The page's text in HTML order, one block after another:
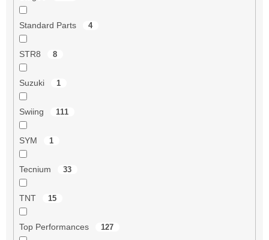
Standard Parts 4
STR8 8
Suzuki 1
Swiing 111
SYM 1
Tecnium 33
TNT 15
Top Performances 127